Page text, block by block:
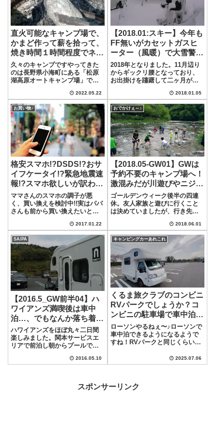
直火可能なキャンプ場で、
かまど作って薪を拾って、
焼き時間１時間程度でネッ
トリ・しっとり系の焼き芋
できちゃいます
久々のキャンプですやってきた
のは長野県小海町にある「松原
湖高原オートキャンプ場」で
火焼きができるということで、
一度やってみたいと思っていた
焼き芋をつくることにしまし
た。一番イメージにあるのが、
落ち葉を集めて落ち葉...
2022.05.22
【2018.01:スキー】今年も
FF無いがカセットガスヒ
ーター（風暖）で大雪警報
を乗り切れたよ！吹雪の中
の行進で心折れたがなんと
か初滑りできた！
2018年となりました。11月辺り
からギックリ腰となっており、
お出掛けを躊躇して二ヶ月が過
ので様子見と言うことで、スキ
ーへ行くことにしました。選ん
だスキー場は福島県のたかつえ
スキー場です。2018/1/2の午前
中...
2018.01.05
お買い物♪
格安スマホ!?DSDS!?おサ
イフケータイ!?緊急地震速
報!?スマホ欲しいが訳わか
らん…(｀□´)。
ママさんのスマホの調子が悪
く、買い換えを検討中!!実はパパ
さんも前から買い換えたいと思
の際纏めといて、自分の時のた
めの備忘としようかと…。気に
入った機種はある程度しぼられ
たみたいパパさん体調不良でお
出掛けできない...
2017.01.22
おでかけぇ～♪
【2018.05-GW01】GWは
予約不要のキャンプ場へ！
激混みだが川遊びやニジマ
スの掴み取りやドジョウで
食育などキャンピングカー
使って楽しんだよ♪
ゴールデンウィーク後半の四連
休。友人家族と遊びに行くこと
は決めていましたが、行き先は
し、ゴールデンウィークに入っ
てから天候もよく、キャンプに
もってこいの気候になりまし
た…。ということで、友人とキ
ャンプ行こうぜ！っ...
2018.06.01
SA/PA
【2016.5_GW前半04】ハ
ワイアンズ満喫後は車中
泊…、でもなんか落ち着く
のはなぜ？
ハワイアンズをほぼ丸々二日間
楽しみました。関本サービスエ
リアで前泊し朝からプールで遊
泊した後、翌日もプールで一日
すが、最終日は帰路につくこと
2016.05.10
キャンピングカーあれこれ
くるま旅クラブのコンビニ
RVパークでしょうか？コ
ンビニの駐車場で車中泊で
きるって最高ぉ〜!やるね
ぇ〜ローソン！これからイ
チオシのコンビニにしよう
ローソンやるねぇ〜♪ローソンで
車中泊できるようになるようで
すね！RVパークと同じくらいの
イレが使えて、食事や飲み物な
んかもその場で調達できちゃう
宅...
2025.07.06
スポンサーリンク